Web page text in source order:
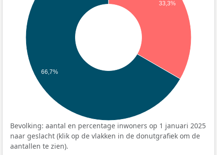
33,3%
66,7%
Bevolking: aantal en percentage inwoners op 1 januari 2025
naar geslacht (klik op de vlakken in de donutgrafiek om de
aantallen te zien).